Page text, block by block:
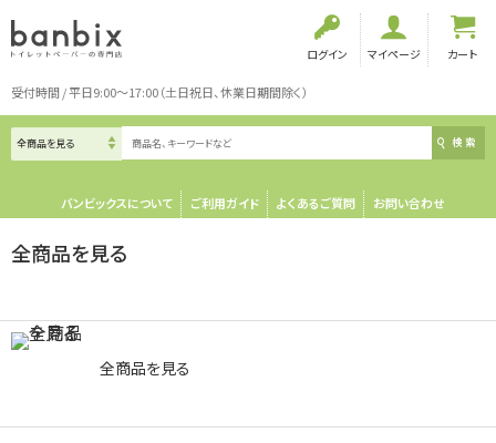
ログイン マイページ カート
受付時間 / 平日9:00～17:00（土日祝日、休業日期間除く）
検索
バンビックスについて ご利用ガイド よくあるご質問 お問い合わせ
全商品を見る
全商品を見る